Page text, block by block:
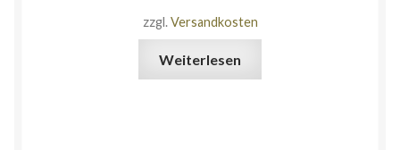
zzgl.Versandkosten
Weiterlesen